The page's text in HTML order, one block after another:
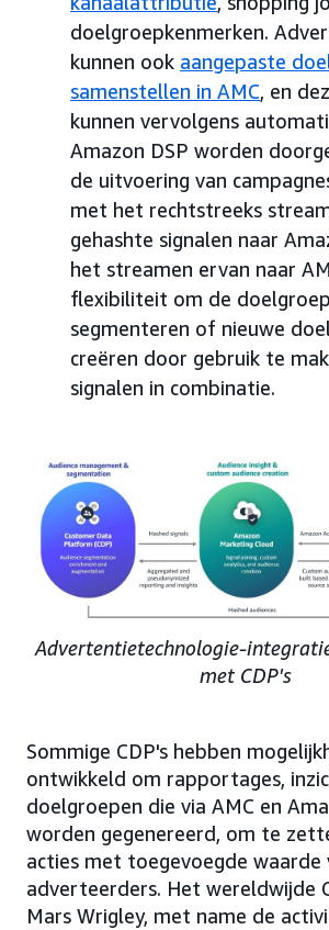
doelgroepkenmerken.
kunnen ook aangepaste
samenstellen in AMC, en
kunnen vervolgens
Amazon DSP worden
de uitvoering van
met het rechtstreeks
gehashte signalen naar
het streamen ervan naar
flexibiliteit om de
segmenteren of nieuwe
creëren door gebruik te
signalen in combinatie.
Advertentietechnologie-
met CDP's
Sommige CDP's hebben
ontwikkeld om rapportages,
doelgroepen die via AMC en
worden gegenereerd, om te
acties met toegevoegde waarde
adverteerders. Het wereldwijde
Mars Wrigley, met name de